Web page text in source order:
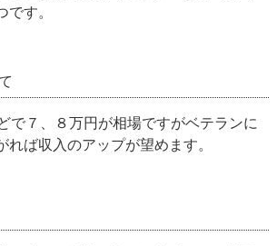
です。
で７、８万円が相場ですがベテランに
れば収入のアップが望めます。